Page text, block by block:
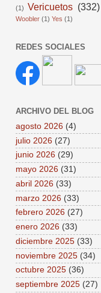
(1)
Vericuetos (332)
Woobler (1) Yes (1)
REDES SOCIALES
ARCHIVO DEL BLOG
agosto 2026 (4)
julio 2026 (27)
junio 2026 (29)
mayo 2026 (31)
abril 2026 (33)
marzo 2026 (33)
febrero 2026 (27)
enero 2026 (33)
diciembre 2025 (33)
noviembre 2025 (34)
octubre 2025 (36)
septiembre 2025 (27)